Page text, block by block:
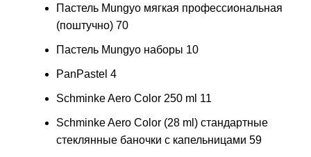
Пастель Mungyo мягкая профессиональная
(поштучно) 70
Пастель Mungyo наборы 10
PanPastel 4
Schminke Aero Color 250 ml 11
Schminke Aero Color (28 ml) стандартные
стеклянные баночки с капельницами 59